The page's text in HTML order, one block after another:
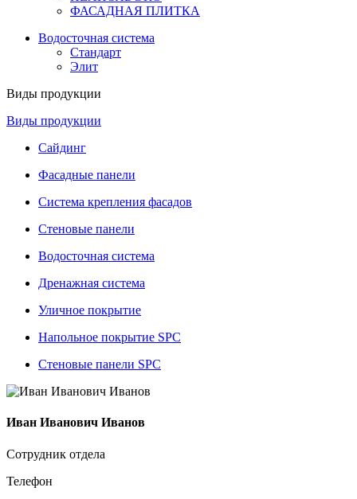
ФАСАДНАЯ ПЛИТКА
Водосточная система
Стандарт
Элит
Виды продукции
Виды продукции
Сайдинг
Фасадные панели
Система крепления фасадов
Стеновые панели
Водосточная система
Дренажная система
Уличное покрытие
Напольное покрытие SPC
Стеновые панели SPC
Иван Иванович Иванов
Сотрудник отдела
Телефон